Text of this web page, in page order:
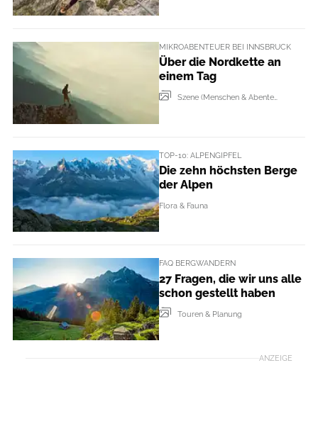
MIKROABENTEUER BEI INNSBRUCK
Über die Nordkette an
einem Tag
Szene (Menschen & Abenteur + Events)
TOP-10: ALPENGIPFEL
Die zehn höchsten Berge
der Alpen
Flora & Fauna
FAQ BERGWANDERN
27 Fragen, die wir uns alle
schon gestellt haben
Touren & Planung
ANZEIGE